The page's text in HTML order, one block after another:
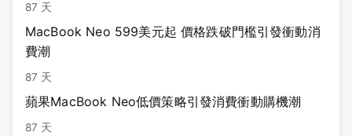
87 天
MacBook Neo 599美元起 價格跌破門檻引發衝動消
費潮
87 天
蘋果MacBook Neo低價策略引發消費衝動購機潮
87 天